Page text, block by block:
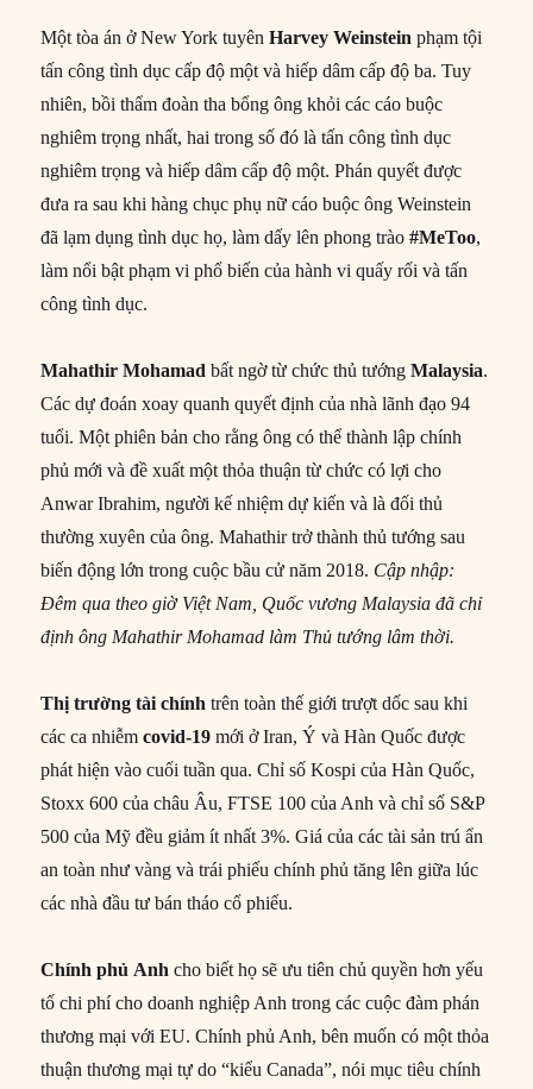
Một tòa án ở New York tuyênHarvey Weinstein phạm tội
tấn công tình dục cấp độ một và hiếp dâm cấp độ ba. Tuy
nhiên, bồi thẩm đoàn tha bổng ông khỏi các cáo buộc
nghiêm trọng nhất, hai trong số đó là tấn công tình dục
nghiêm trọng và hiếp dâm cấp độ một. Phán quyết được
đưa ra sau khi hàng chục phụ nữ cáo buộc ông Weinstein
đã lạm dụng tình dục họ, làm dấy lên phong trào#MeToo,
làm nổi bật phạm vi phổ biến của hành vi quấy rối và tấn
công tình dục.
Mahathir Mohamad bất ngờ từ chức thủ tướngMalaysia.
Các dự đoán xoay quanh quyết định của nhà lãnh đạo 94
tuổi. Một phiên bản cho rằng ông có thể thành lập chính
phủ mới và đề xuất một thỏa thuận từ chức có lợi cho
Anwar Ibrahim, người kế nhiệm dự kiến và là đối thủ
thường xuyên của ông. Mahathir trở thành thủ tướng sau
biến động lớn trong cuộc bầu cử năm 2018. Cập nhập:
Đêm qua theo giờ Việt Nam, Quốc vương Malaysia đã chỉ
định ông Mahathir Mohamad làm Thủ tướng lâm thời.
Thị trường tài chính trên toàn thế giới trượt dốc sau khi
các ca nhiễmcovid-19 mới ở Iran, Ý và Hàn Quốc được
phát hiện vào cuối tuần qua. Chỉ số Kospi của Hàn Quốc,
Stoxx 600 của châu Âu, FTSE 100 của Anh và chỉ số S&P
500 của Mỹ đều giảm ít nhất 3%. Giá của các tài sản trú ẩn
an toàn như vàng và trái phiếu chính phủ tăng lên giữa lúc
các nhà đầu tư bán tháo cổ phiếu.
Chính phủ Anh cho biết họ sẽ ưu tiên chủ quyền hơn yếu
tố chi phí cho doanh nghiệp Anh trong các cuộc đàm phán
thương mại với EU. Chính phủ Anh, bên muốn có một thỏa
thuận thương mại tự do “kiểu Canada”, nói mục tiêu chính